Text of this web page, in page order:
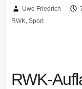
Uwe Friedrich
RWK Sport
RWK-